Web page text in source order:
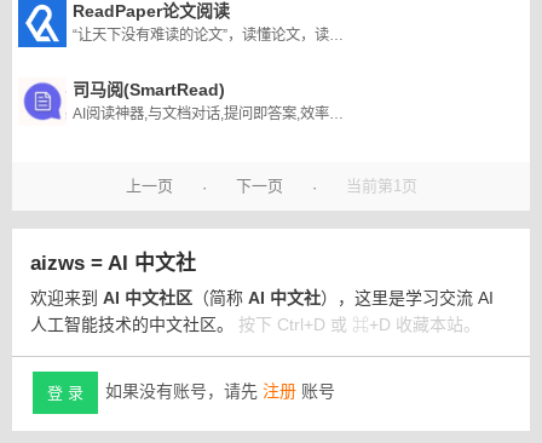
ReadPaper论文阅读
“让天下没有难读的论文”，读懂论文，读好论文
司马阅(SmartRead)
AI阅读神器,与文档对话,提问即答案,效率翻百倍
上一页 · 下一页 · 当前第1页
aizws = AI 中文社
欢迎来到 AI 中文社区 （简称 AI 中文社），这里是学习交流 AI
人工智能技术的中文社区。 按下 Ctrl+D 或 ⌘+D 收藏本站。
登 录 如果没有账号，请先 注册 账号